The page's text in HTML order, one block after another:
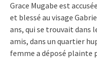
Grace Mugabe est
et blessé au visage
ans, qui se trouvait dans
amis, dans un quartier
femme a déposé plainte